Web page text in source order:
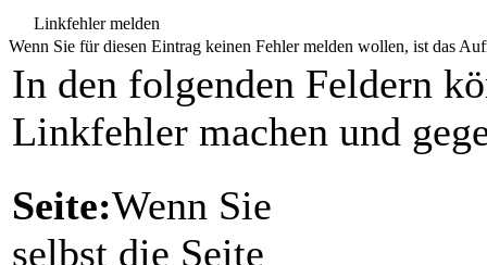
Linkfehler melden
Wenn Sie für diesen Eintrag keinen Fehler melden wollen, ist das
In den folgenden Feldern
Linkfehler machen und
Seite:Wenn Sie
selbst die Seite